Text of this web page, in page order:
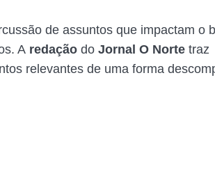
de assuntos que impactam o
A redaçãodoJornal O Nortetraz
relevantes de uma forma